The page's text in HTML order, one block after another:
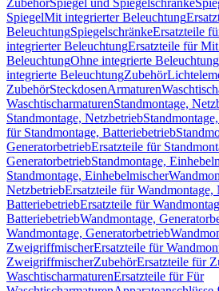
ZubehörSpiegel und Spiegelschränke
SpiegelMit integrierter Beleuchtung
BeleuchtungSpiegelschränkeErsatzteile
integrierter BeleuchtungErsatzteile für
BeleuchtungOhne integrierte Beleuchtung
integrierte BeleuchtungZubehör
ZubehörSteckdosenArmaturen
WaschtischarmaturenStandmontage,
Standmontage, Netzbetrieb
für Standmontage, Batteriebetrieb
GeneratorbetriebErsatzteile für
GeneratorbetriebStandmontage,
Standmontage, Einhebelmischer
NetzbetriebErsatzteile für Wandmontage,
BatteriebetriebErsatzteile für
BatteriebetriebWandmontage,
Wandmontage, Generatorbetrieb
ZweigriffmischerErsatzteile für
ZweigriffmischerZubehörErsatzteile für
WaschtischarmaturenErsatzteile für Für